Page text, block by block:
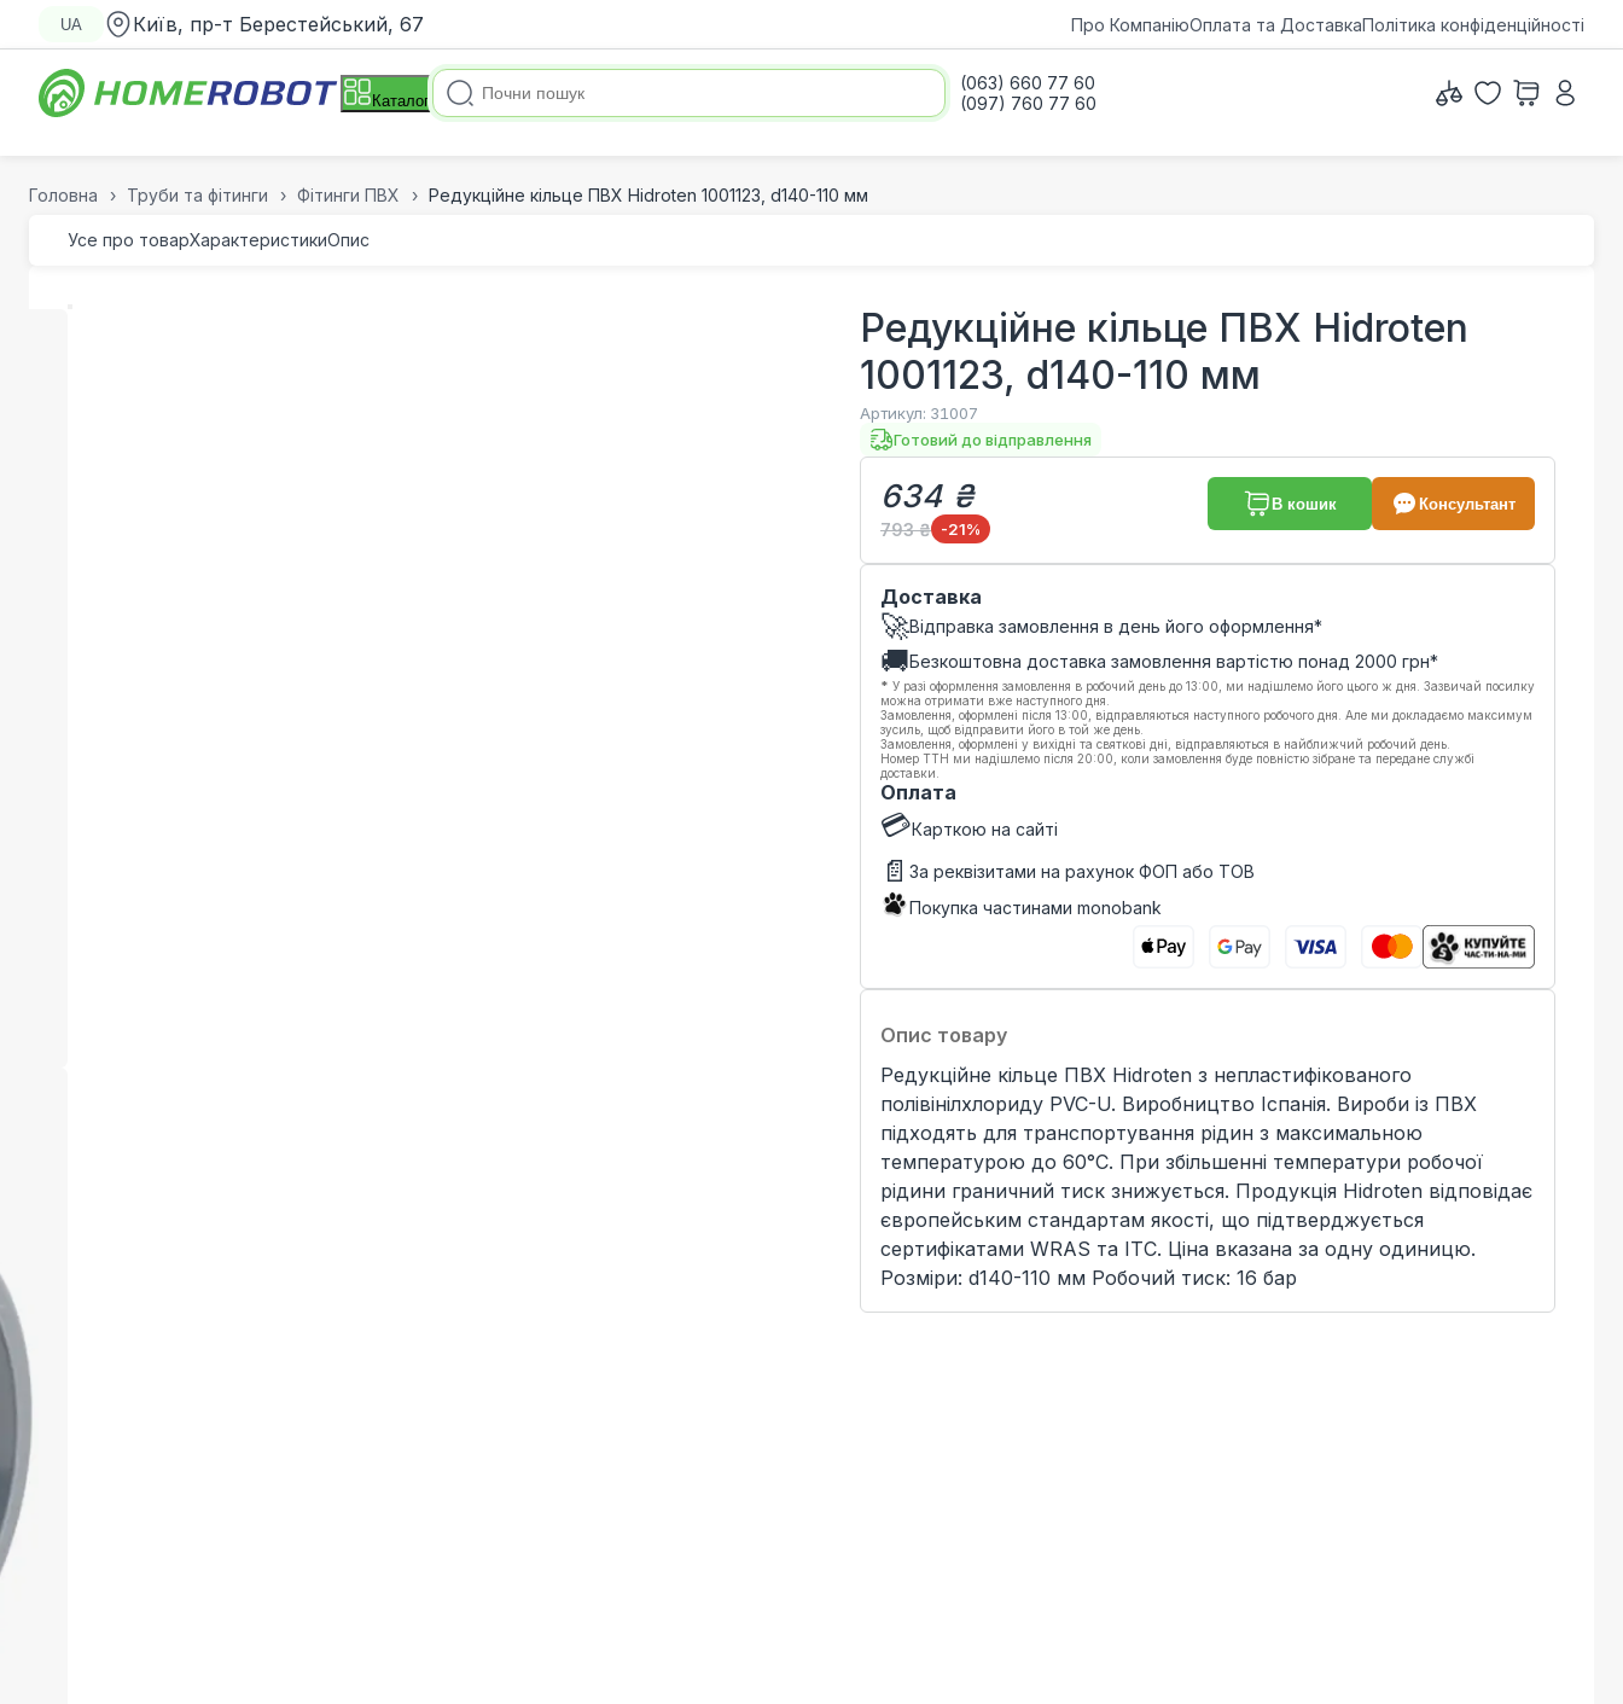
UA Київ, пр-т Берестейський, 67 Про КомпаніюОплата та ДоставкаПолітика конфіденційності
Каталог
(063) 660 77 60
(097) 760 77 60
Головна Труби та фітинги Фітинги ПВХ Редукційне кільце ПВХ Hidroten 1001123, d140-110 мм
Усе про товарХарактеристикиОпис
Редукційне кільце ПВХ Hidroten
1001123, d140-110 мм
Артикул: 31007
Готовий до відправлення
634 ₴
793 ₴ -21%
В кошик Консультант
Доставка
🚀Відправка замовлення в день його оформлення*
🚚Безкоштовна доставка замовлення вартістю понад 2000 грн*
* У разі оформлення замовлення в робочий день до 13:00, ми надішлемо його цього ж дня. Зазвичай посилку
можна отримати вже наступного дня.
Замовлення, оформлені після 13:00, відправляються наступного робочого дня. Але ми докладаємо максимум
зусиль, щоб відправити його в той же день.
Замовлення, оформлені у вихідні та святкові дні, відправляються в найближчий робочий день.
Номер ТТН ми надішлемо після 20:00, коли замовлення буде повністю зібране та передане службі
доставки.
Оплата
💳Карткою на сайті
📄 За реквізитами на рахунок ФОП або ТОВ
Покупка частинами monobank
Опис товару
Редукційне кільце ПВХ Hidroten з непластифікованого
полівінілхлориду PVC-U. Виробництво Іспанія. Вироби із ПВХ
підходять для транспортування рідин з максимальною
температурою до 60°C. При збільшенні температури робочої
рідини граничний тиск знижується. Продукція Hidroten відповідає
європейським стандартам якості, що підтверджується
сертифікатами WRAS та ITC. Ціна вказана за одну одиницю.
Розміри: d140-110 мм Робочий тиск: 16 бар